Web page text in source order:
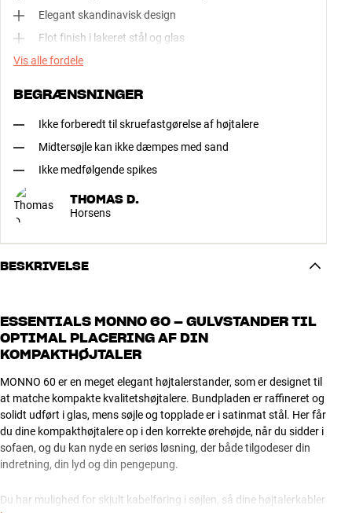
Elegant skandinavisk design
Flot finish i lakeret stål og glas
Vis alle fordele
BEGRÆNSNINGER
Ikke forberedt til skruefastgørelse af højtalere
Midtersøjle kan ikke dæmpes med sand
Ikke medfølgende spikes
THOMAS D.
Horsens
BESKRIVELSE
ESSENTIALS MONNO 60 – GULVSTANDER TIL
OPTIMAL PLACERING AF DIN
KOMPAKTHØJTALER
MONNO 60 er en meget elegant højtalerstander, som er designet til
at matche kompakte kvalitetshøjtalere. Bundpladen er raffineret og
solidt udført i glas, mens søjle og topplade er i satinmat stål. Her får
du dine kompakthøjtalere op i den korrekte ørehøjde, når du sidder i
sofaen, og du kan nyde en seriøs løsning, der både tilgodeser din
indretning, din lyd og din pengepung.
Du har mulighed for skjult kabelføring i søjlen, så dine højtalerkabler